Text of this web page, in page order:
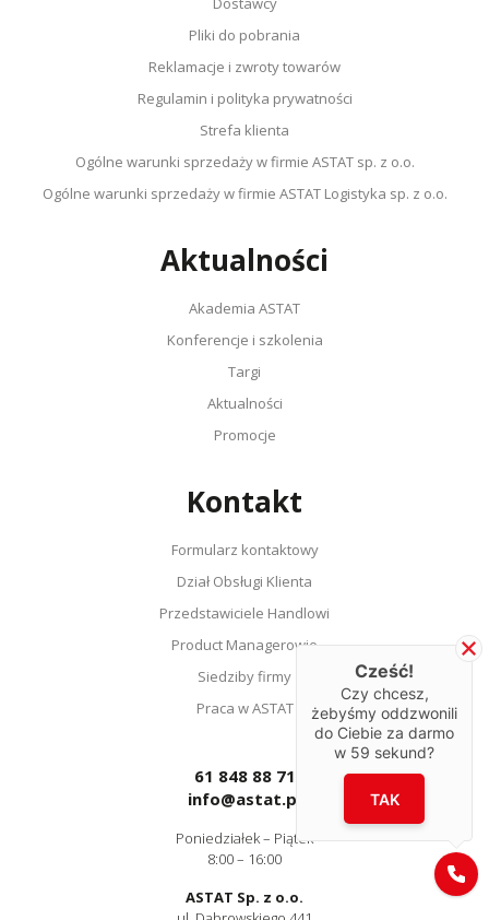
Pliki do pobrania
Reklamacje i zwroty towarów
Regulamin i polityka prywatności
Strefa klienta
Ogólne warunki sprzedaży w firmie ASTAT sp. z o.o.
Ogólne warunki sprzedaży w firmie ASTAT Logistyka sp. z o.o.
Aktualności
Akademia ASTAT
Konferencje i szkolenia
Targi
Aktualności
Promocje
Kontakt
Formularz kontaktowy
Dział Obsługi Klienta
Przedstawiciele Handlowi
Product Managerowie
Siedziby firmy
Praca w ASTAT
61 848 88 71
info@astat.pl
Poniedziałek – Piątek
8:00 – 16:00
ASTAT Sp. z o.o.
Cześć!
Czy chcesz,
żebyśmy oddzwonili
do Ciebie za darmo
w 59 sekund?
TAK